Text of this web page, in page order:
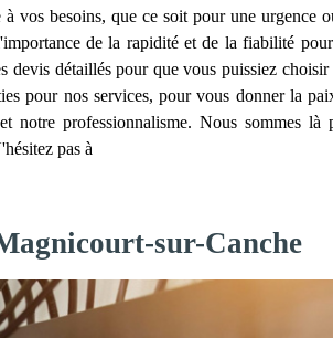
vos besoins, que ce soit pour une urgence
de la rapidité et de la fiabilité
devis détaillés pour que vous puissiez
pour nos services, pour vous donner la
professionnalisme. Nous sommes là
pas à
sur-Canche